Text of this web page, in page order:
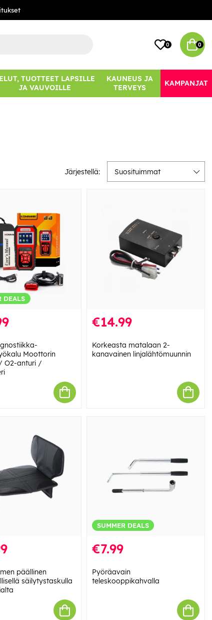
0 0
TUOTTEET LAPSILLE
JA VAUVOILLE
KAUNEUS JA
TERVEYS
KAMPANJAT
Järjestellä: Suosituimmat
DEALS
Moottorin
O2-anturi /
€14.99
Korkeasta matalaan 2-
kanavainen linjalähtömuunnin
päällinen
säilytystaskulla
SUMMER DEALS
€7.99
Pyöräavain
teleskooppikahvalla